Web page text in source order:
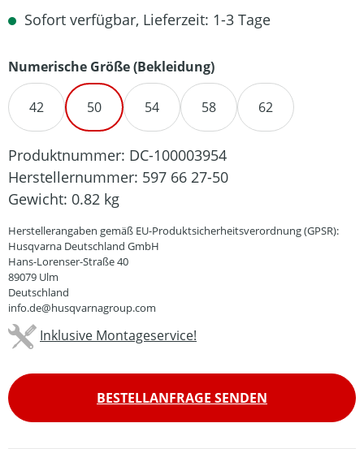
Sofort verfügbar, Lieferzeit: 1-3 Tage
Numerische Größe (Bekleidung)auswählen
42 50 54 58 62
Produktnummer: DC-100003954
Herstellernummer: 597 66 27-50
Gewicht: 0.82 kg
Herstellerangaben gemäß EU-Produktsicherheitsverordnung (GPSR):
Husqvarna Deutschland GmbH
Hans-Lorenser-Straße 40
89079 Ulm
Deutschland
info.de@husqvarnagroup.com
Inklusive Montageservice!
BESTELLANFRAGE SENDEN